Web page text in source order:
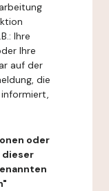
Ihre
Ihre
auf der
die
informiert,
oder
dieser